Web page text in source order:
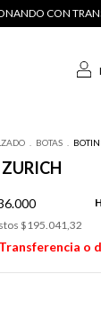
6 CUOTAS SIN
BOTAS
$195.041,32
Transferencia o